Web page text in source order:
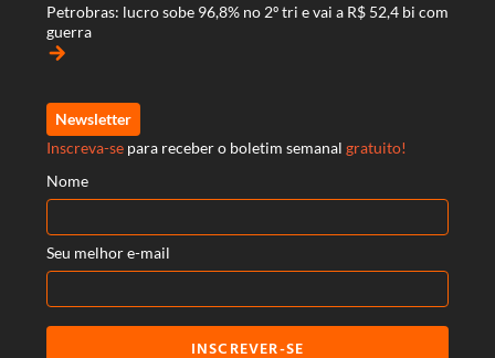
Petrobras: lucro sobe 96,8% no 2º tri e vai a R$ 52,4 bi com
guerra
arrow_forward
Newsletter
Inscreva-se para receber o boletim semanal gratuito!
Nome
Seu melhor e-mail
INSCREVER-SE